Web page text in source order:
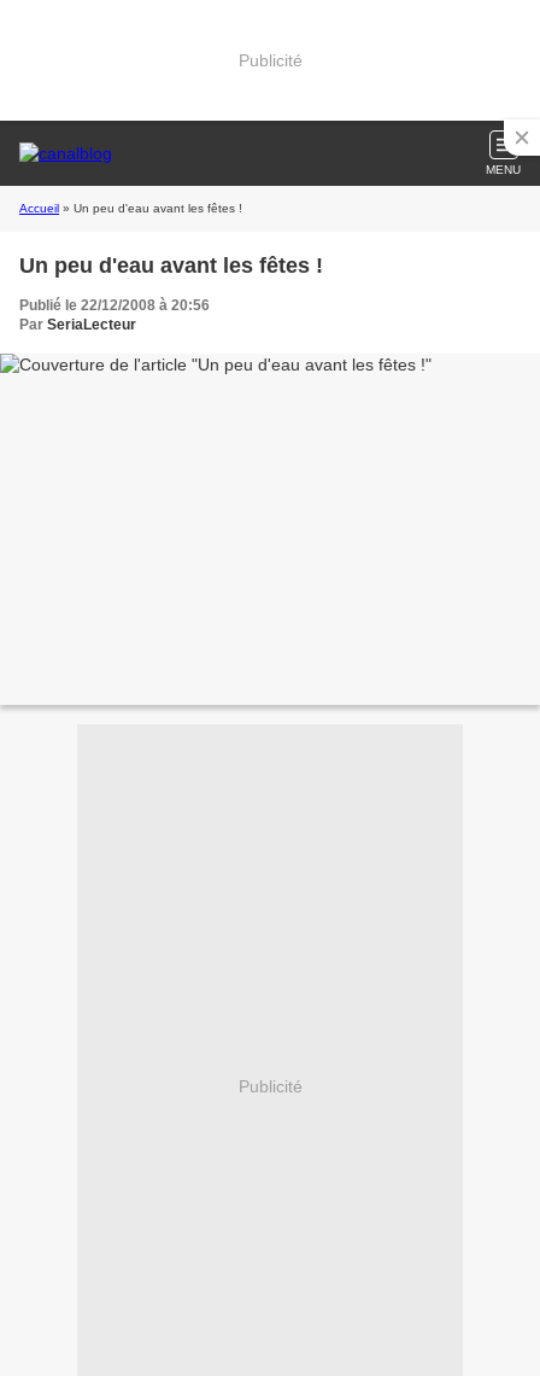
Publicité
MENU
Accueil » Un peu d'eau avant les fêtes !
Un peu d'eau avant les fêtes !
Publié le 22/12/2008 à 20:56
Par SeriaLecteur
Publicité